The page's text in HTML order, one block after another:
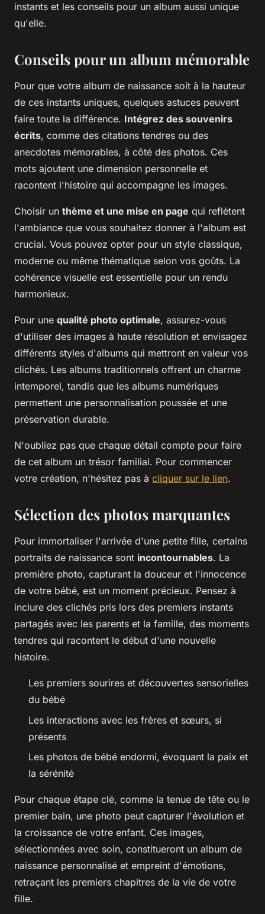
instants et les conseils pour un album aussi unique
qu'elle.
Conseils pour un album mémorable
Pour que votre album de naissance soit à la hauteur
de ces instants uniques, quelques astuces peuvent
faire toute la différence. Intégrez des souvenirs
écrits, comme des citations tendres ou des
anecdotes mémorables, à côté des photos. Ces
mots ajoutent une dimension personnelle et
racontent l'histoire qui accompagne les images.
Choisir un thème et une mise en page qui reflètent
l'ambiance que vous souhaitez donner à l'album est
crucial. Vous pouvez opter pour un style classique,
moderne ou même thématique selon vos goûts. La
cohérence visuelle est essentielle pour un rendu
harmonieux.
Pour une qualité photo optimale, assurez-vous
d'utiliser des images à haute résolution et envisagez
différents styles d'albums qui mettront en valeur vos
clichés. Les albums traditionnels offrent un charme
intemporel, tandis que les albums numériques
permettent une personnalisation poussée et une
préservation durable.
N'oubliez pas que chaque détail compte pour faire
de cet album un trésor familial. Pour commencer
votre création, n'hésitez pas à cliquer sur le lien.
Sélection des photos marquantes
Pour immortaliser l'arrivée d'une petite fille, certains
portraits de naissance sont incontournables. La
première photo, capturant la douceur et l'innocence
de votre bébé, est un moment précieux. Pensez à
inclure des clichés pris lors des premiers instants
partagés avec les parents et la famille, des moments
tendres qui racontent le début d'une nouvelle
histoire.
Les premiers sourires et découvertes sensorielles
du bébé
Les interactions avec les frères et sœurs, si
présents
Les photos de bébé endormi, évoquant la paix et
la sérénité
Pour chaque étape clé, comme la tenue de tête ou le
premier bain, une photo peut capturer l'évolution et
la croissance de votre enfant. Ces images,
sélectionnées avec soin, constitueront un album de
naissance personnalisé et empreint d'émotions,
retraçant les premiers chapitres de la vie de votre
fille.